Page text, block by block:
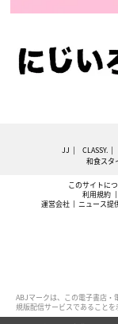
JJ CLASSY.
和食スタ
このサイトに
利用規約
運営会社
ニュース提
ABJマークは、この電子書店・
規版配信サービスであることを